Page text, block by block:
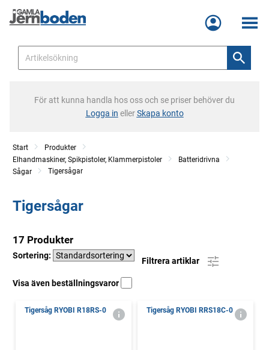
Meny
För att kunna handla hos oss och se priser behöver du
Logga in ellerSkapa konto
Start
Produkter
Elhandmaskiner, Spikpistoler, Klammerpistoler
Batteridrivna
Sågar
Tigersågar
Tigersågar
17 Produkter
Sortering:
Filtrera artiklar
Visa även beställningsvaror
Tigersåg RYOBI R18RS-0 Tigersåg RYOBI RRS18C-0